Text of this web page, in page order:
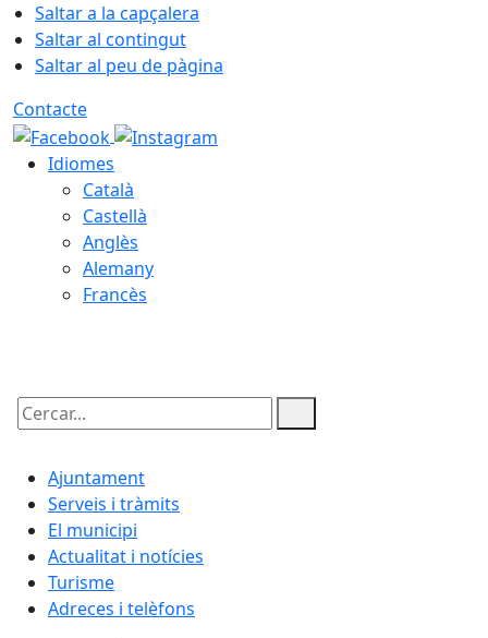
Saltar a la capçalera
Saltar al contingut
Saltar al peu de pàgina
Contacte
Idiomes
Català
Castellà
Anglès
Alemany
Francès
Cercar:
Ajuntament
Serveis i tràmits
El municipi
Actualitat i notícies
Turisme
Adreces i telèfons